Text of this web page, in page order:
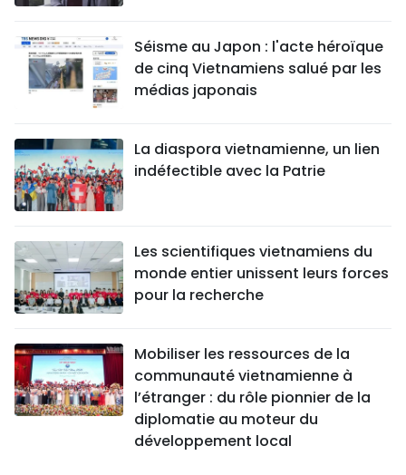
Séisme au Japon : l'acte héroïque
de cinq Vietnamiens salué par les
médias japonais
La diaspora vietnamienne, un lien
indéfectible avec la Patrie
Les scientifiques vietnamiens du
monde entier unissent leurs forces
pour la recherche
Mobiliser les ressources de la
communauté vietnamienne à
l’étranger : du rôle pionnier de la
diplomatie au moteur du
développement local